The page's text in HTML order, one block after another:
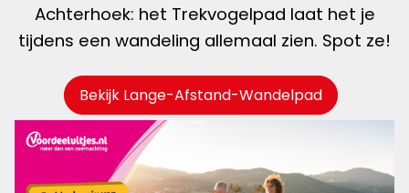
Achterhoek: het Trekvogelpad laat het je
tijdens een wandeling allemaal zien. Spot ze!
Bekijk Lange-Afstand-Wandelpad